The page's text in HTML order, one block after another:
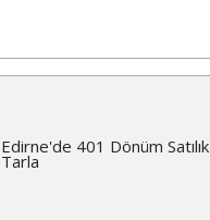
Edirne'de 401 Dönüm Satılık
Tarla